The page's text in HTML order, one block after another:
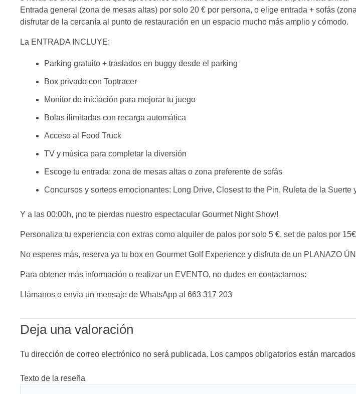
Entrada general (zona de mesas altas) por solo 20 € por persona, o elige entrada + sofás
disfrutar de la cercanía al punto de restauración en un espacio mucho más amplio y cómodo.
La ENTRADA INCLUYE:
Parking gratuito + traslados en buggy desde el parking
Box privado con Toptracer
Monitor de iniciación para mejorar tu juego
Bolas ilimitadas con recarga automática
Acceso al Food Truck
TV y música para completar la diversión
Escoge tu entrada: zona de mesas altas o zona preferente de sofás
Concursos y sorteos emocionantes: Long Drive, Closest to the Pin, Ruleta de la Suerte
Y a las 00:00h, ¡no te pierdas nuestro espectacular Gourmet Night Show!
Personaliza tu experiencia con extras como alquiler de palos por solo 5 €, set de palos por
No esperes más, reserva ya tu box en Gourmet Golf Experience y disfruta de un PLANAZO
Para obtener más información o realizar un EVENTO, no dudes en contactarnos:
Llámanos o envía un mensaje de WhatsApp al 663 317 203
Deja una valoración
Tu dirección de correo electrónico no será publicada. Los campos obligatorios están
Texto de la reseña